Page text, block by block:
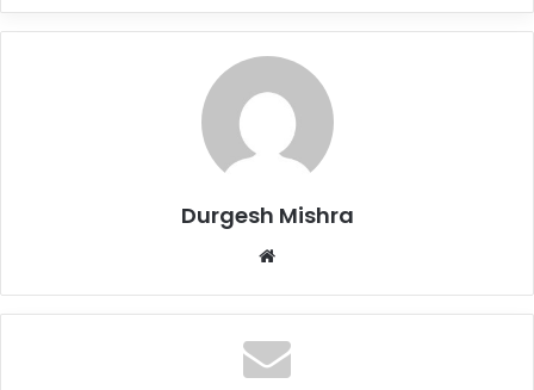
Durgesh Mishra
Website